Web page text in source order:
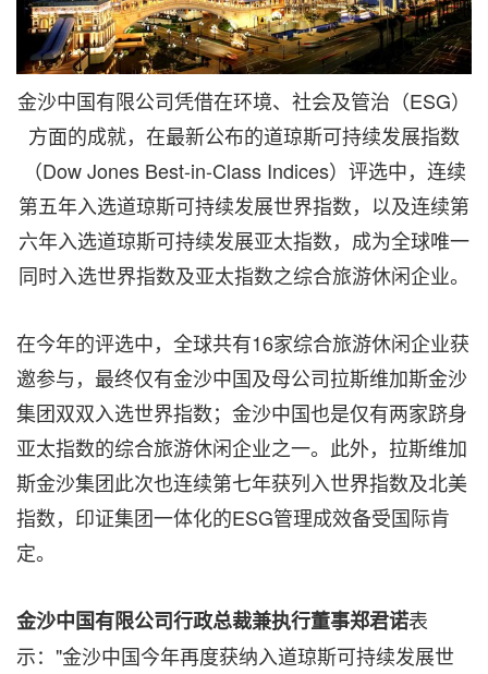
金沙中国有限公司凭借在环境、社会及管治（ESG）
方面的成就，在最新公布的道琼斯可持续发展指数
（Dow Jones Best-in-Class Indices）评选中，连续
第五年入选道琼斯可持续发展世界指数，以及连续第
六年入选道琼斯可持续发展亚太指数，成为全球唯一
同时入选世界指数及亚太指数之综合旅游休闲企业。
在今年的评选中，全球共有16家综合旅游休闲企业获
邀参与，最终仅有金沙中国及母公司拉斯维加斯金沙
集团双双入选世界指数；金沙中国也是仅有两家跻身
亚太指数的综合旅游休闲企业之一。此外，拉斯维加
斯金沙集团此次也连续第七年获列入世界指数及北美
指数，印证集团一体化的ESG管理成效备受国际肯
定。
金沙中国有限公司行政总裁兼执行董事郑君诺表
示："金沙中国今年再度获纳入道琼斯可持续发展世